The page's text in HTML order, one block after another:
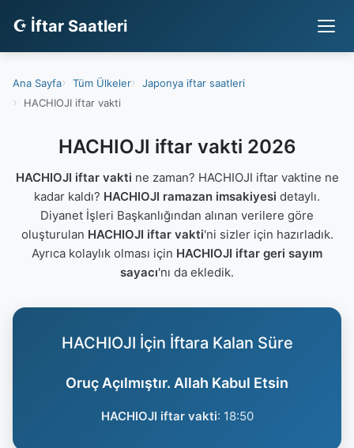
☪ İftar Saatleri
Ana Sayfa Tüm Ülkeler
Japonya iftar saatleri
HACHIOJI iftar vakti
HACHIOJI iftar vakti 2026
HACHIOJI iftar vakti ne zaman? HACHIOJI iftar vaktine ne
kadar kaldı? HACHIOJI ramazan imsakiyesi detaylı.
Diyanet İşleri Başkanlığından alınan verilere göre
oluşturulan HACHIOJI iftar vakti'ni sizler için hazırladık.
Ayrıca kolaylık olması için HACHIOJI iftar geri sayım
sayacı'nı da ekledik.
HACHIOJI İçin İftara Kalan Süre
Oruç Açılmıştır. Allah Kabul Etsin
HACHIOJI iftar vakti: 18:50